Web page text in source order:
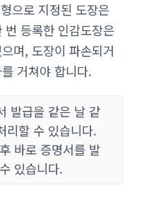
으로 지정된 도장은
등록한 인감도장은
며, 도장이 파손되거
거쳐야 합니다.
발급을 같은 날 같
리할 수 있습니다.
바로 증명서를 발
있습니다.